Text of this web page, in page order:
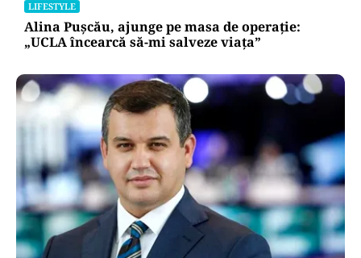
LIFESTYLE
Alina Pușcău, ajunge pe masa de operație:
„UCLA încearcă să-mi salveze viața”